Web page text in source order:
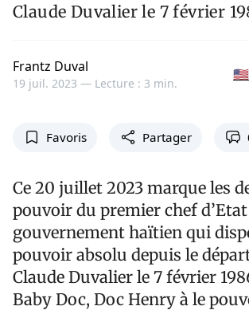
Claude Duvalier le 7 février
Frantz Duval
19 juil. 2023 — Lecture : 3 min.
Favoris Partager
Ce 20 juillet 2023 marque les
pouvoir du premier chef d’Etat
gouvernement haïtien qui
pouvoir absolu depuis le départ
Claude Duvalier le 7 février
Baby Doc, Doc Henry à le